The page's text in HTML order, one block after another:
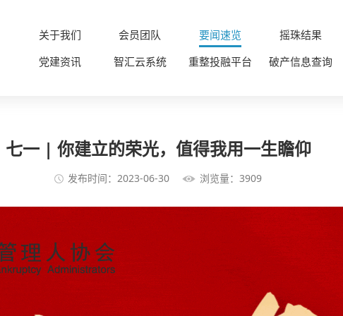
关于我们 会员团队 要闻速览 摇珠结果
党建资讯
智汇云系统 重整投融平台 破产信息查询
七一 | 你建立的荣光，值得我用一生瞻仰
发布时间：2023-06-30 浏览量：3909